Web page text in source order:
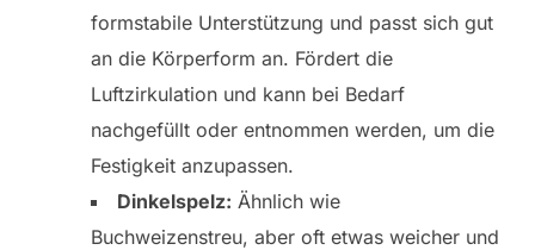
formstabile Unterstützung und passt sich gut
an die Körperform an. Fördert die
Luftzirkulation und kann bei Bedarf
nachgefüllt oder entnommen werden, um die
Festigkeit anzupassen.
Dinkelspelz: Ähnlich wie
Buchweizenstreu, aber oft etwas weicher und